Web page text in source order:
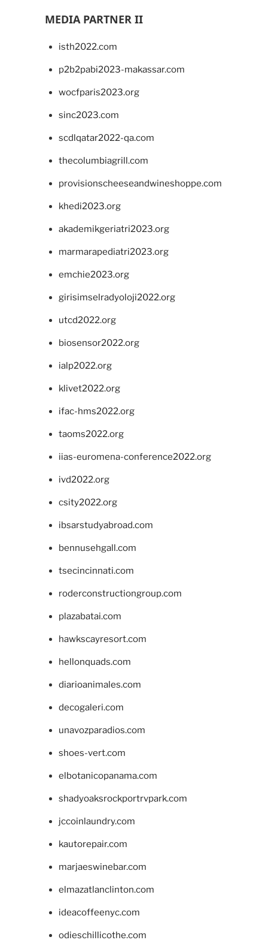
MEDIA PARTNER II
isth2022.com
p2b2pabi2023-makassar.com
wocfparis2023.org
sinc2023.com
scdlqatar2022-qa.com
thecolumbiagrill.com
provisionscheeseandwineshoppe.com
khedi2023.org
akademikgeriatri2023.org
marmarapediatri2023.org
emchie2023.org
girisimselradyoloji2022.org
utcd2022.org
biosensor2022.org
ialp2022.org
klivet2022.org
ifac-hms2022.org
taoms2022.org
iias-euromena-conference2022.org
ivd2022.org
csity2022.org
ibsarstudyabroad.com
bennusehgall.com
tsecincinnati.com
roderconstructiongroup.com
plazabatai.com
hawkscayresort.com
hellonquads.com
diarioanimales.com
decogaleri.com
unavozparadios.com
shoes-vert.com
elbotanicopanama.com
shadyoaksrockportrvpark.com
jccoinlaundry.com
kautorepair.com
marjaeswinebar.com
elmazatlanclinton.com
ideacoffeenyc.com
odieschillicothe.com